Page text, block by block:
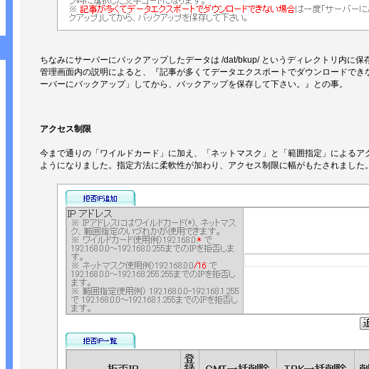
ちなみにサーバーにバックアップしたデータは /dat/bkup/ というディレクトリ内に保
管理画面内の説明によると、『記事が多くてデータエクスポートでダウンロードでき
ーバーにバックアップ」してから、バックアップを保存して下さい。』との事。
アクセス制限
今まで通りの「ワイルドカード」に加え、「ネットマスク」と「範囲指定」によるア
ようになりました。指定方法に柔軟性が加わり、アクセス制限に幅がもたされました。